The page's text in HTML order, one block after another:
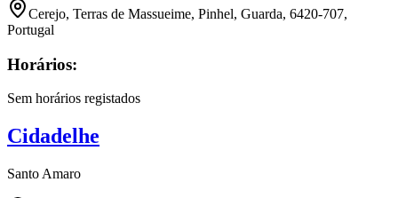
Cerejo, Terras de Massueime, Pinhel, Guarda, 6420-707,
Portugal
Horários:
Sem horários registados
Cidadelhe
Santo Amaro